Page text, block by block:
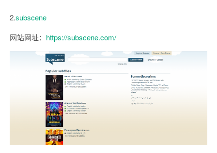
2.subscene
网站网址： https://subscene.com/